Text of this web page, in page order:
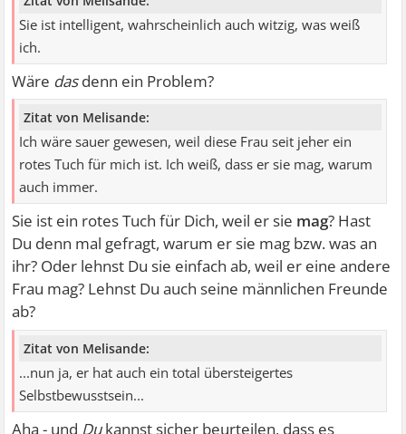
Sie ist intelligent, wahrscheinlich auch witzig, was weiß
ich.
Wäre dasdenn ein Problem?
Zitat von Melisande:
Ich wäre sauer gewesen, weil diese Frau seit jeher ein
rotes Tuch für mich ist. Ich weiß, dass er sie mag, warum
auch immer.
Sie ist ein rotes Tuch für Dich, weil er sie mag? Hast
Du denn mal gefragt, warum er sie mag bzw. was an
ihr? Oder lehnst Du sie einfach ab, weil er eine andere
Frau mag? Lehnst Du auch seine männlichen Freunde
ab?
Zitat von Melisande:
...nun ja, er hat auch ein total übersteigertes
Selbstbewusstsein...
Aha - und Dukannst sicher beurteilen, dass es